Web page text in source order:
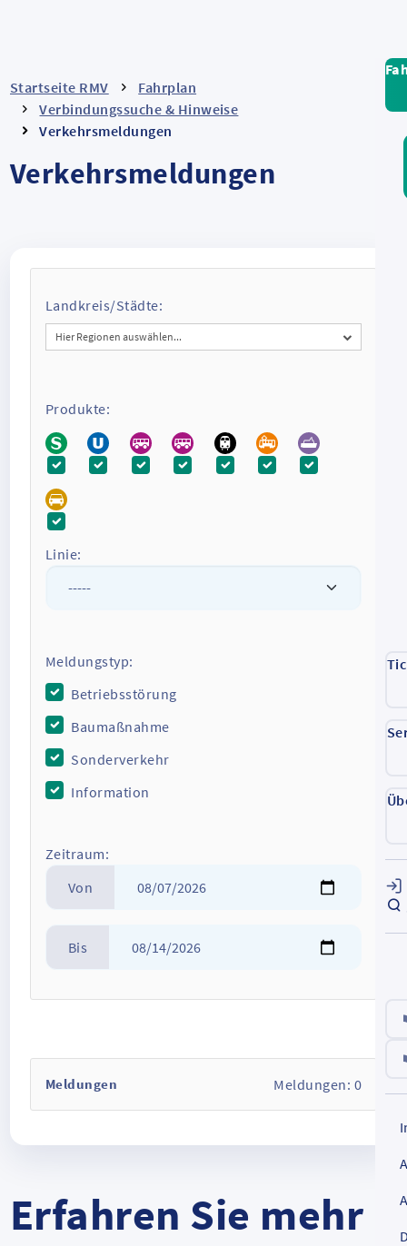
Startseite RMV
Fahrplan
Verbindungssuche & Hinweise
Verkehrsmeldungen
Verkehrsmeldungen
Landkreis/Städte:
Hier Regionen auswählen...
Produkte:
Linie:
Meldungstyp:
Betriebsstörung
Baumaßnahme
Sonderverkehr
Information
Zeitraum:
Von
Bis
Meldungen Meldungen: 0
Erfahren Sie mehr